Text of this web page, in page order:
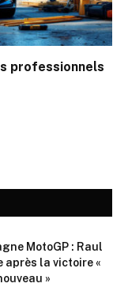
professionnels
MotoGP : Raul
après la victoire «
»